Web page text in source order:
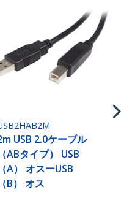
USB 2.0ケーブル
（ABタイプ） USB
（A） オスーUSB
（B） オス